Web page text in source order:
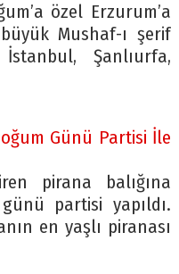
özel Erzurum’a
Mushaf-ı şerif
Şanlıurfa,
Günü Partisi İle
pirana balığına
partisi yapıldı.
en yaşlı piranası